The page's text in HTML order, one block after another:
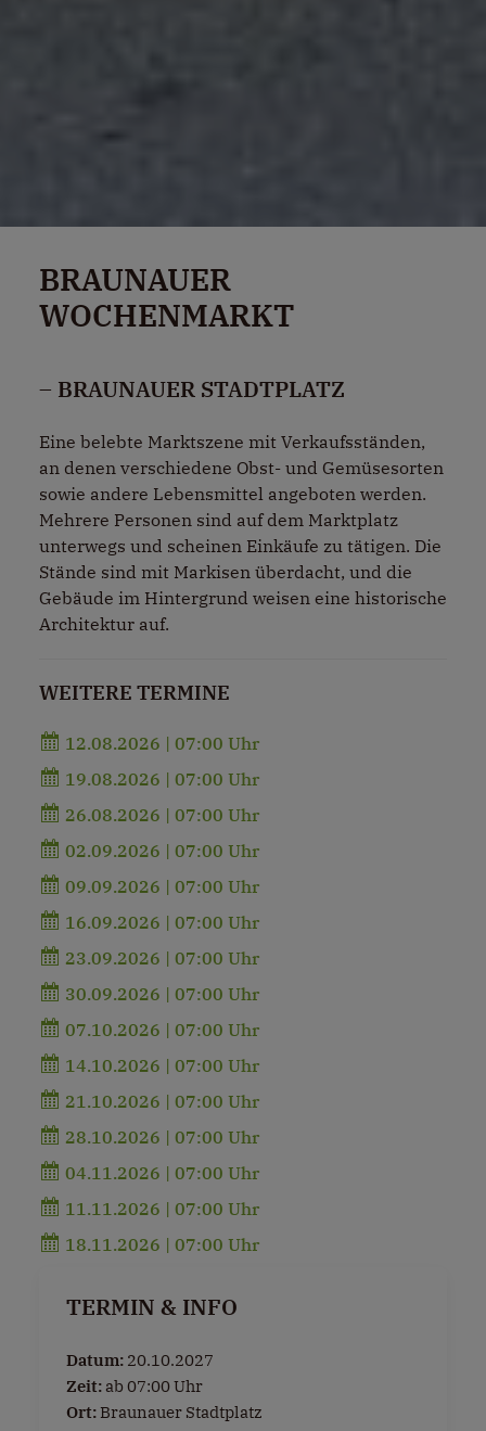
BRAUNAUER
WOCHENMARKT
– BRAUNAUER STADTPLATZ
Eine belebte Marktszene mit Verkaufsständen,
an denen verschiedene Obst- und Gemüsesorten
sowie andere Lebensmittel angeboten werden.
Mehrere Personen sind auf dem Marktplatz
unterwegs und scheinen Einkäufe zu tätigen. Die
Stände sind mit Markisen überdacht, und die
Gebäude im Hintergrund weisen eine historische
Architektur auf.
WEITERE TERMINE
12.08.2026 | 07:00 Uhr
19.08.2026 | 07:00 Uhr
26.08.2026 | 07:00 Uhr
02.09.2026 | 07:00 Uhr
09.09.2026 | 07:00 Uhr
16.09.2026 | 07:00 Uhr
23.09.2026 | 07:00 Uhr
30.09.2026 | 07:00 Uhr
07.10.2026 | 07:00 Uhr
14.10.2026 | 07:00 Uhr
21.10.2026 | 07:00 Uhr
28.10.2026 | 07:00 Uhr
04.11.2026 | 07:00 Uhr
11.11.2026 | 07:00 Uhr
18.11.2026 | 07:00 Uhr
TERMIN & INFO
Datum: 20.10.2027
Zeit: ab 07:00 Uhr
Ort: Braunauer Stadtplatz